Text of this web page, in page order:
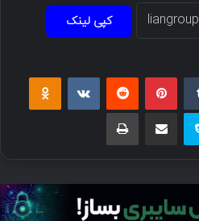
کپی لینک
پینتریست
اسکایپ چاپ